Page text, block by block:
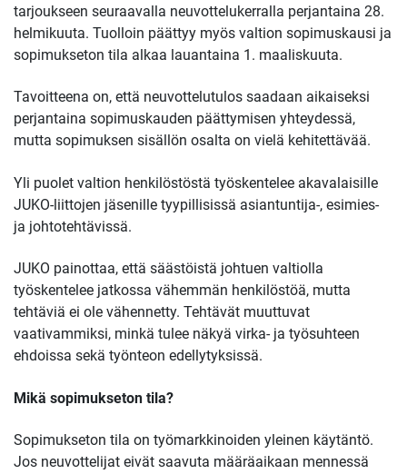
tarjoukseen seuraavalla neuvottelukerralla perjantaina 28.
helmikuuta. Tuolloin päättyy myös valtion sopimuskausi ja
sopimukseton tila alkaa lauantaina 1. maaliskuuta.
Tavoitteena on, että neuvottelutulos saadaan aikaiseksi
perjantaina sopimuskauden päättymisen yhteydessä,
mutta sopimuksen sisällön osalta on vielä kehitettävää.
Yli puolet valtion henkilöstöstä työskentelee akavalaisille
JUKO-liittojen jäsenille tyypillisissä asiantuntija-, esimies-
ja johtotehtävissä.
JUKO painottaa, että säästöistä johtuen valtiolla
työskentelee jatkossa vähemmän henkilöstöä, mutta
tehtäviä ei ole vähennetty. Tehtävät muuttuvat
vaativammiksi, minkä tulee näkyä virka- ja työsuhteen
ehdoissa sekä työnteon edellytyksissä.
Mikä sopimukseton tila?
Sopimukseton tila on työmarkkinoiden yleinen käytäntö.
Jos neuvottelijat eivät saavuta määräaikaan mennessä